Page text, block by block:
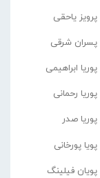
پرویز یاحقی
پسران شرقی
پوریا ابراهیمی
پوریا رحمانی
پوریا صدر
پویا پورخانی
پویان فیلینگ